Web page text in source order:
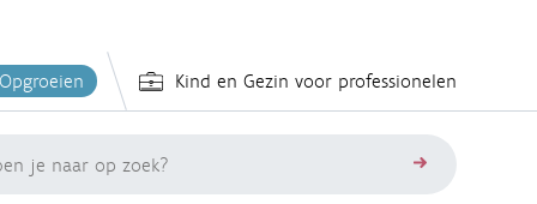
Kind en Gezin voor professionelen